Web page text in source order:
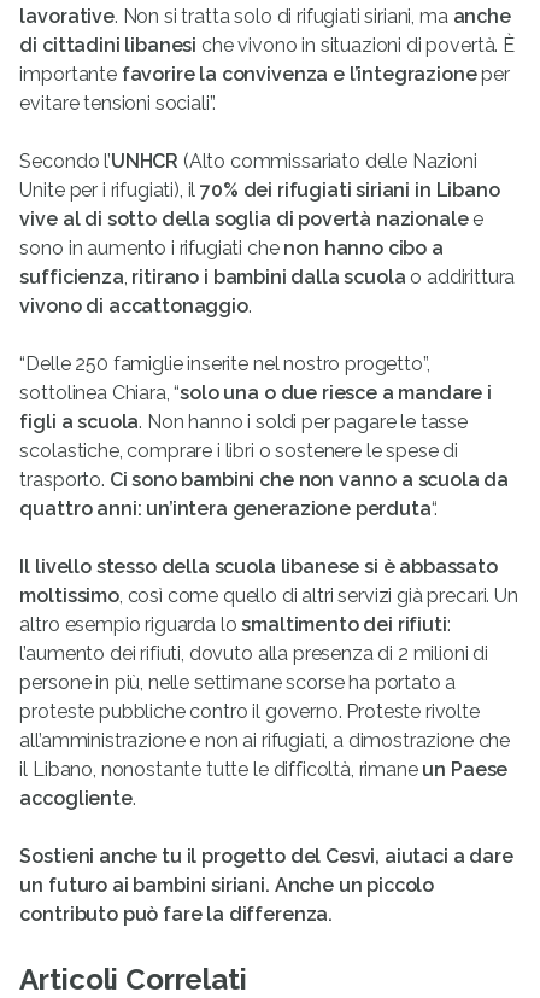
lavorative. Non si tratta solo di rifugiati siriani, ma anche
di cittadini libanesi che vivono in situazioni di povertà. È
importante favorire la convivenza e l’integrazioneper
evitare tensioni sociali”.
Secondo l’UNHCR (Alto commissariato delle Nazioni
Unite per i rifugiati), il 70% dei rifugiati siriani in Libano
vive al di sotto della soglia di povertà nazionalee
sono in aumento i rifugiati che non hanno cibo a
sufficienza, ritirano i bambini dalla scuola o addirittura
vivono di accattonaggio.
“Delle 250 famiglie inserite nel nostro progetto”,
sottolinea Chiara, “solo una o due riesce a mandare i
figli a scuola. Non hanno i soldi per pagare le tasse
scolastiche, comprare i libri o sostenere le spese di
trasporto. Ci sono bambini che non vanno a scuola da
quattro anni: un’intera generazione perduta“.
Il livello stesso della scuola libanese si è abbassato
moltissimo, così come quello di altri servizi già precari. Un
altro esempio riguarda losmaltimento dei rifiuti:
l’aumento dei rifiuti, dovuto alla presenza di 2 milioni di
persone in più, nelle settimane scorse ha portato a
proteste pubbliche contro il governo. Proteste rivolte
all’amministrazione e non ai rifugiati, a dimostrazione che
il Libano, nonostante tutte le difficoltà, rimane un Paese
accogliente.
Sostieni anche tu il progetto del Cesvi, aiutaci a dare
un futuro ai bambini siriani. Anche un piccolo
contributo può fare la differenza.
Articoli Correlati